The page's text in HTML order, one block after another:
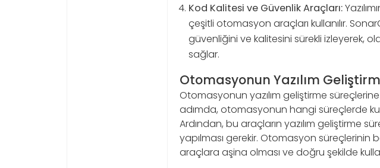
Kod Kalitesi ve Güvenlik Araçları:
çeşitli otomasyon araçları kullanılır.
güvenliğini ve kalitesini sürekli izleyerek,
sağlar.
Otomasyonun Yazılım
Otomasyonun yazılım geliştirme
adımda, otomasyonun hangi süreçlerde
Ardından, bu araçların yazılım geliştirme
yapılması gerekir. Otomasyon süreçlerinin
araçlara aşina olması ve doğru şekilde